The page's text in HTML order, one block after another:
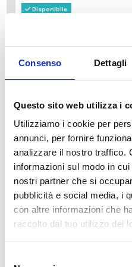
Consenso Dettagli
Questo sito web utilizza i
Utilizziamo i cookie per
annunci, per fornire
analizzare il nostro traffico.
informazioni sul modo in
nostri partner che si
pubblicità e social media, i
con altre informazioni che
raccolto dal tuo utilizzo dei
Disponibile
Descrizione
investimenti in nuove